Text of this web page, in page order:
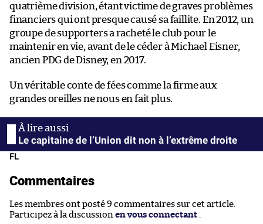
quatrième division, étant victime de graves problèmes
financiers qui ont presque causé sa faillite. En 2012, un
groupe de supporters a racheté le club pour le
maintenir en vie, avant de le céder à Michael Eisner,
ancien PDG de Disney, en 2017.
Un véritable conte de fées comme la firme aux
grandes oreilles ne nous en fait plus.
Le capitaine de l’Union dit non à l’extrême droite
FL
Commentaires
Les membres ont posté 9 commentaires sur cet article.
Participez à la discussion en vous connectant